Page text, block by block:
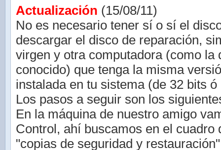
Actualización (15/08/11)
No es necesario tener sí o sí el
descargar el disco de reparación,
virgen y otra computadora (como la
conocido) que tenga la misma
instalada en tu sistema (de 32 bits ó
Los pasos a seguir son los
En la máquina de nuestro amigo
Control, ahí buscamos en el cuadro
"copias de seguridad y